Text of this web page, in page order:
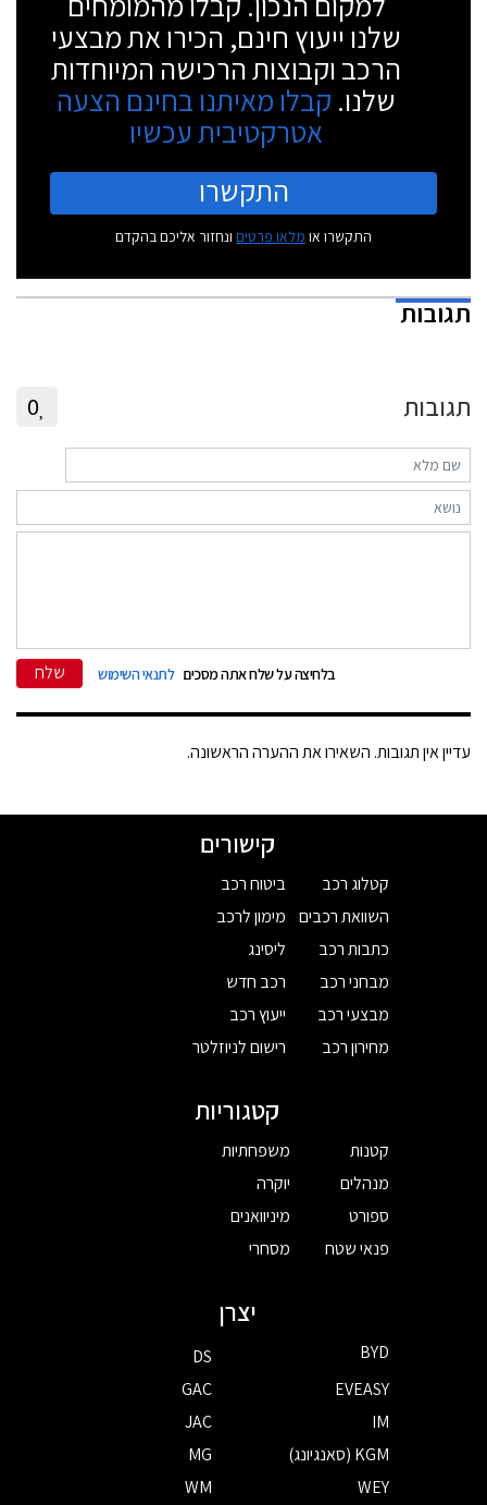
שלנו ייעוץ חינם, הכירו את מבצעי
הרכב וקבוצות הרכישה המיוחדות
שלנו. קבלו מאיתנו בחינם הצעה
אטרקטיבית עכשיו
התקשרו
התקשרו או מלאו פרטים ונחזור אליכם בהקדם
תגובות
תגובות 0
בלחיצה על שלח אתה מסכים לתנאי השימוש שלח
עדיין אין תגובות. השאירו את ההערה הראשונה.
קישורים
קטלוג רכב
השוואת רכבים
כתבות רכב
מבחני רכב
מבצעי רכב
מחירון רכב
ביטוח רכב
מימון לרכב
ליסינג
רכב חדש
ייעוץ רכב
רישום לניוזלטר
קטגוריות
קטנות
מנהלים
ספורט
פנאי שטח
משפחתיות
יוקרה
מיניוואנים
מסחרי
יצרן
BYD
DS
EVEASY
GAC
IM
JAC
KGM (סאנגיונג)
MG
WEY
WM